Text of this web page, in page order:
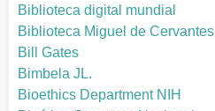
Biblioteca digital mundial
Biblioteca Miguel de Cervantes
Bill Gates
Bimbela JL.
Bioethics Department NIH